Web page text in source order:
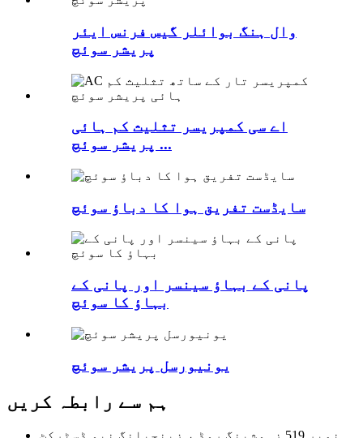
وال ہنگ بوائلر گیس فرنس ایئر
پریشر سوئچ
اے سی کمپریسر تثلیث کم ہائی
پریشر سوئچ ...
سایڈست تفریق ہوا کا دباؤ سوئچ
پانی کے بہاؤ سینسر اور پانی کے
بہاؤ کا سوئچ
یونیورسل پریشر سوئچ
ہم سے رابطہ کریں